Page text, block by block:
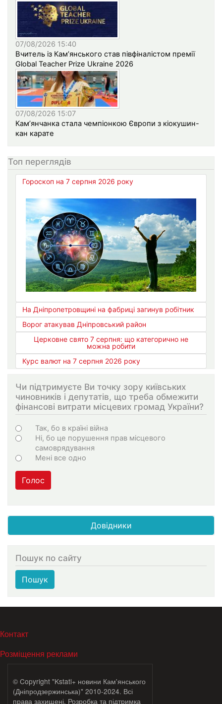
07/08/2026 15:40
Вчитель із Кам’янського став півфіналістом премії
Global Teacher Prize Ukraine 2026
07/08/2026 15:07
Кам’янчанка стала чемпіонкою Європи з кіокушин-
кан карате
Топ переглядів
Гороскоп на 7 серпня 2026 року
На Дніпропетровщині на фабриці загинув робітник
Ворог атакував Дніпровський район
Церковне свято 7 серпня: що категорично не
можна робити
Курс валют на 7 серпня 2026 року
Чи підтримуєте Ви точку зору київських
чиновників і депутатів, що треба обмежити
фінансові витрати місцевих громад України?
Варіанти
Так, бо в країні війна
Ні, бо це порушення прав місцевого
самоврядування
Мені все одно
Голос
Довідники
Пошук по сайту
Пошук
МЕНЮ В ПОДВАЛЕ
Контакт
Розміщення реклами
© Copyright "Kstati+ новини Кам'янського
(Дніпродзержинська)" 2010-2024. Всі
права захищені. Розробка та підтримка